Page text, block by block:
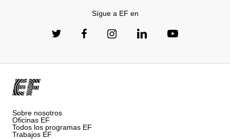
Sígue a EF en
Sobre nosotros
Oficinas EF
Todos los programas EF
Trabajos EF